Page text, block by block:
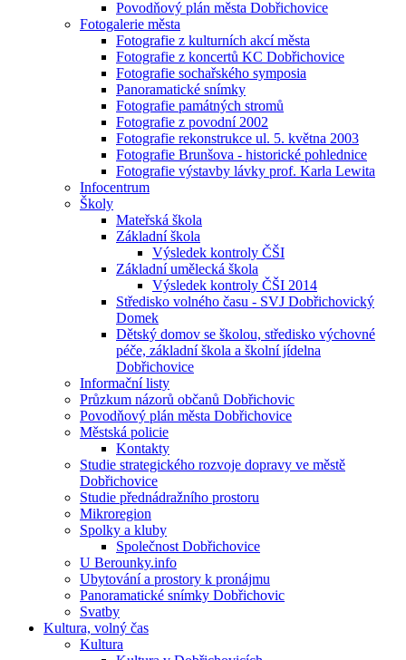
Povodňový plán města Dobřichovice
Fotogalerie města
Fotografie z kulturních akcí města
Fotografie z koncertů KC Dobřichovice
Fotografie sochařského symposia
Panoramatické snímky
Fotografie památných stromů
Fotografie z povodní 2002
Fotografie rekonstrukce ul. 5. května 2003
Fotografie Brunšova - historické pohlednice
Fotografie výstavby lávky prof. Karla Lewita
Infocentrum
Školy
Mateřská škola
Základní škola
Výsledek kontroly ČŠI
Základní umělecká škola
Výsledek kontroly ČŠI 2014
Středisko volného času - SVJ Dobřichovický
Domek
Dětský domov se školou, středisko výchovné
péče, základní škola a školní jídelna
Dobřichovice
Informační listy
Průzkum názorů občanů Dobřichovic
Povodňový plán města Dobřichovice
Městská policie
Kontakty
Studie strategického rozvoje dopravy ve městě
Dobřichovice
Studie přednádražního prostoru
Mikroregion
Spolky a kluby
Společnost Dobřichovice
U Berounky.info
Ubytování a prostory k pronájmu
Panoramatické snímky Dobřichovic
Svatby
Kultura, volný čas
Kultura